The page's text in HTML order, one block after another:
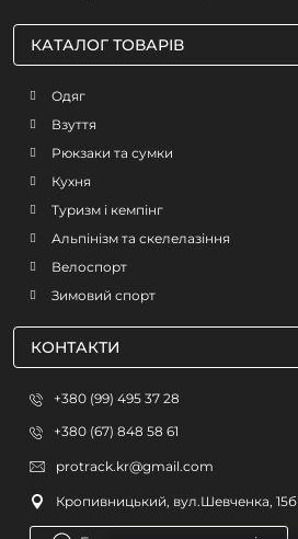
КАТАЛОГ ТОВАРІВ
Одяг
Взуття
Рюкзаки та сумки
Кухня
Туризм і кемпінг
Альпінізм та скелелазіння
Велоспорт
Зимовий спорт
КОНТАКТИ
+380 (99) 495 37 28
+380 (67) 848 58 61
protrack.kr@gmail.com
Кропивницький, вул.Шевченка, 15б